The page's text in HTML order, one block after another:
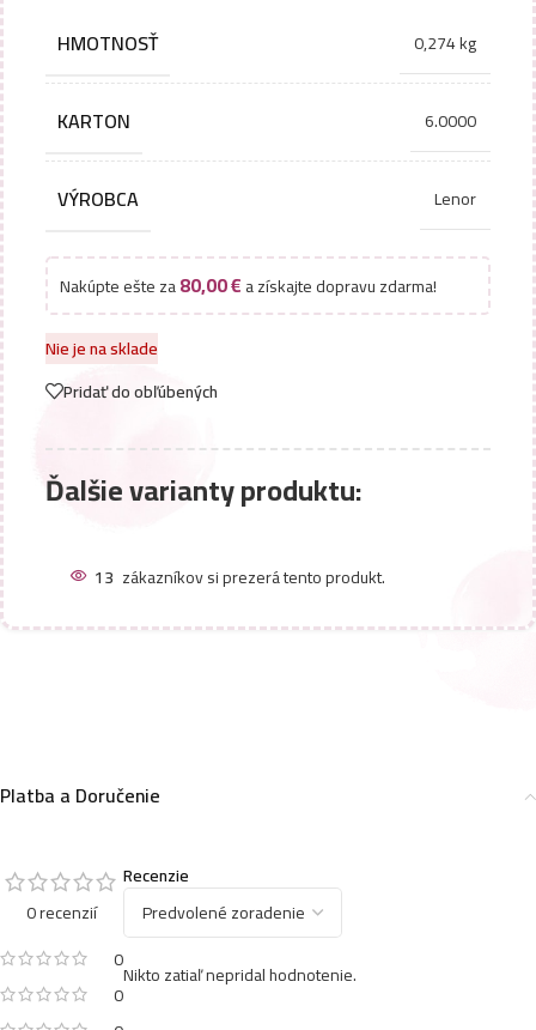
HMOTNOSŤ 0,274 kg
KARTON 6.0000
VÝROBCA Lenor
Nakúpte ešte za80,00€a získajte dopravu zdarma!
Nie je na sklade
Pridať do obľúbených
Ďalšie varianty produktu:
13 zákazníkov si prezerá tento produkt.
Platba a Doručenie
0 recenzií
0
0
Recenzie
Nikto zatiaľ nepridal hodnotenie.